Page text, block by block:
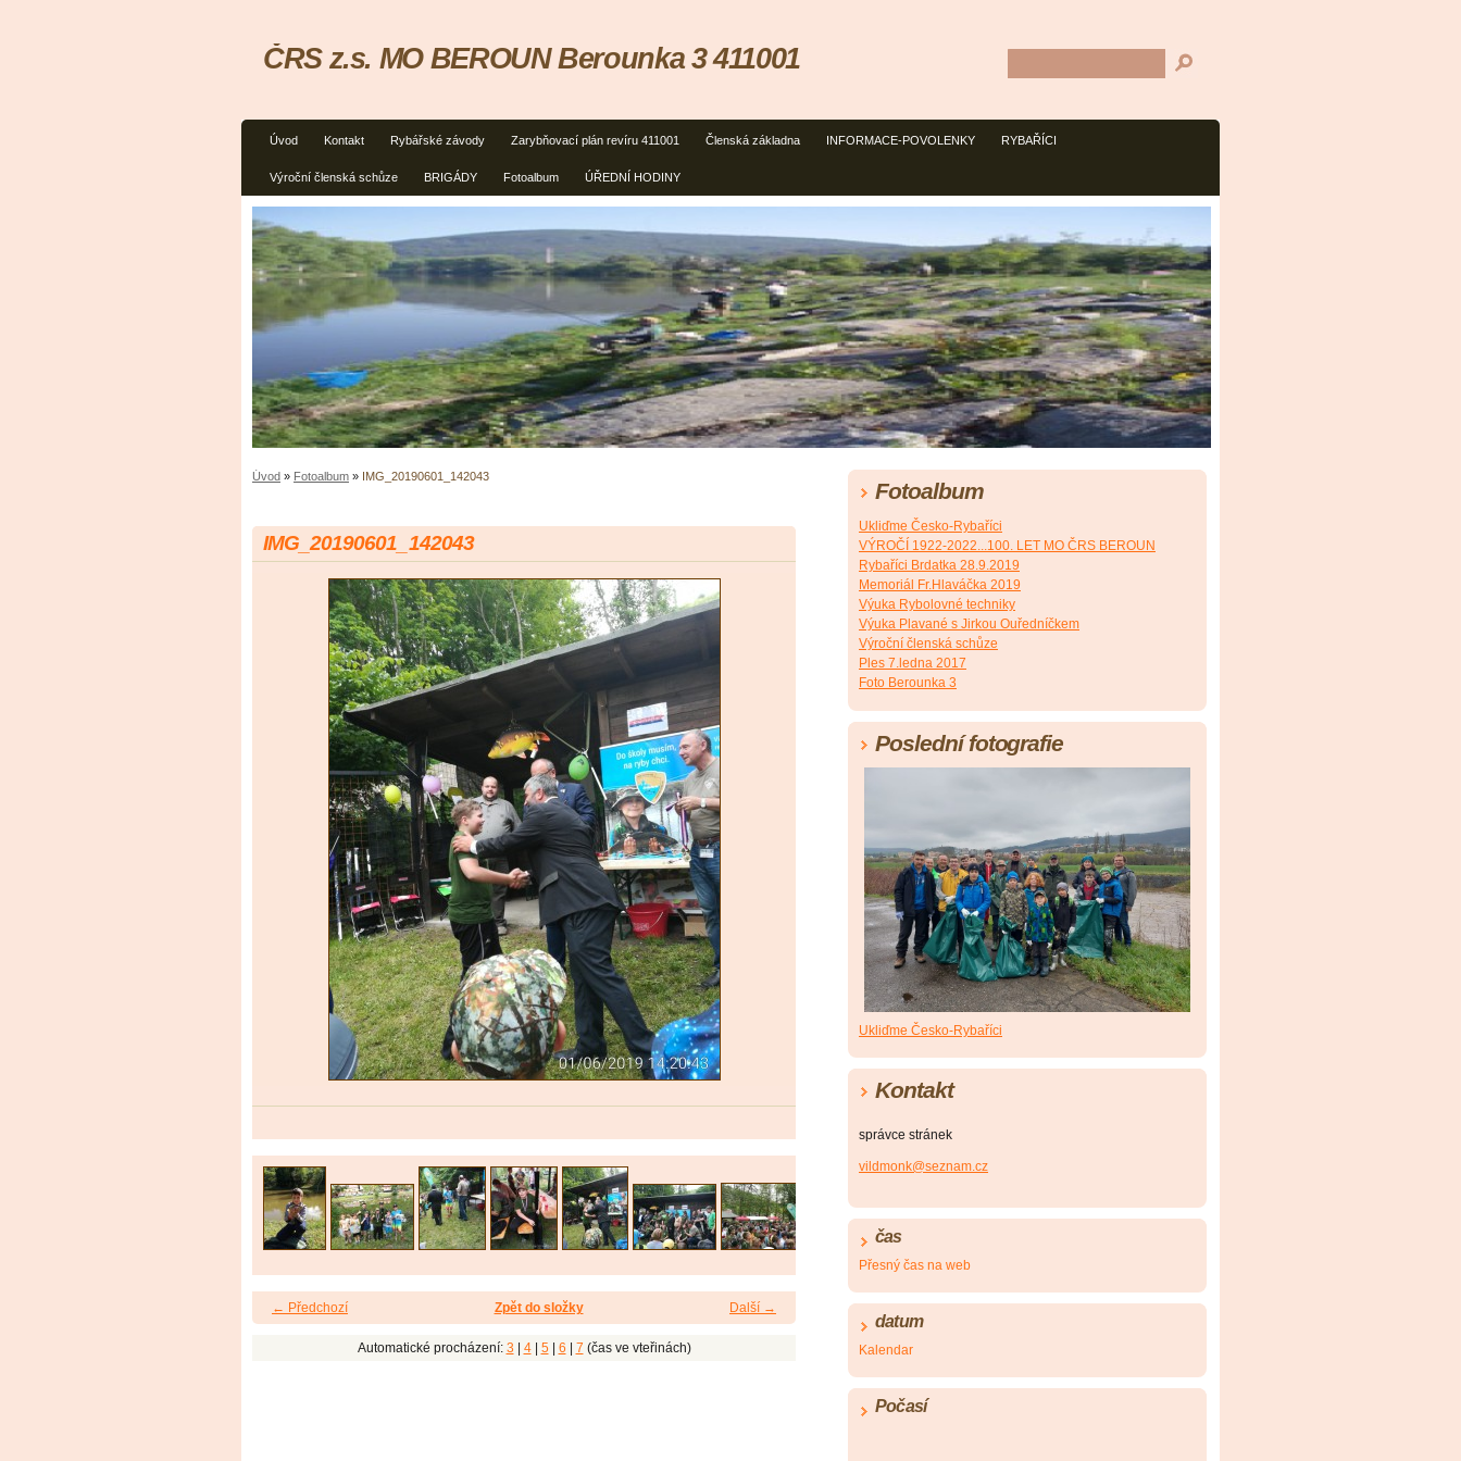
Úvod Kontakt Rybářské závody Zarybňovací plán revíru 411001 Členská základna INFORMACE-POVOLENKY RYBAŘÍCI
Výroční členská schůze BRIGÁDY Fotoalbum ÚŘEDNÍ HODINY
ČRS z.s. MO BEROUN Berounka 3 411001
Úvod » Fotoalbum » IMG_20190601_142043
IMG_20190601_142043
← Předchozí Další →
Zpět do složky
Automatické procházení: 3 4| 5| 6 7 (čas ve vteřinách)
Fotoalbum
Ukliďme Česko-Rybaříci
VÝROČÍ 1922-2022...100. LET MO ČRS BEROUN
Rybaříci Brdatka 28.9.2019
Memoriál Fr.Hlaváčka 2019
Výuka Rybolovné techniky
Výuka Plavané s Jirkou Ouředníčkem
Výroční členská schůze
Ples 7.ledna 2017
Foto Berounka 3
Poslední fotografie
Ukliďme Česko-Rybaříci
Kontakt
správce stránek
vildmonk@seznam.cz
čas
Přesný čas na web
datum
Kalendar
Počasí